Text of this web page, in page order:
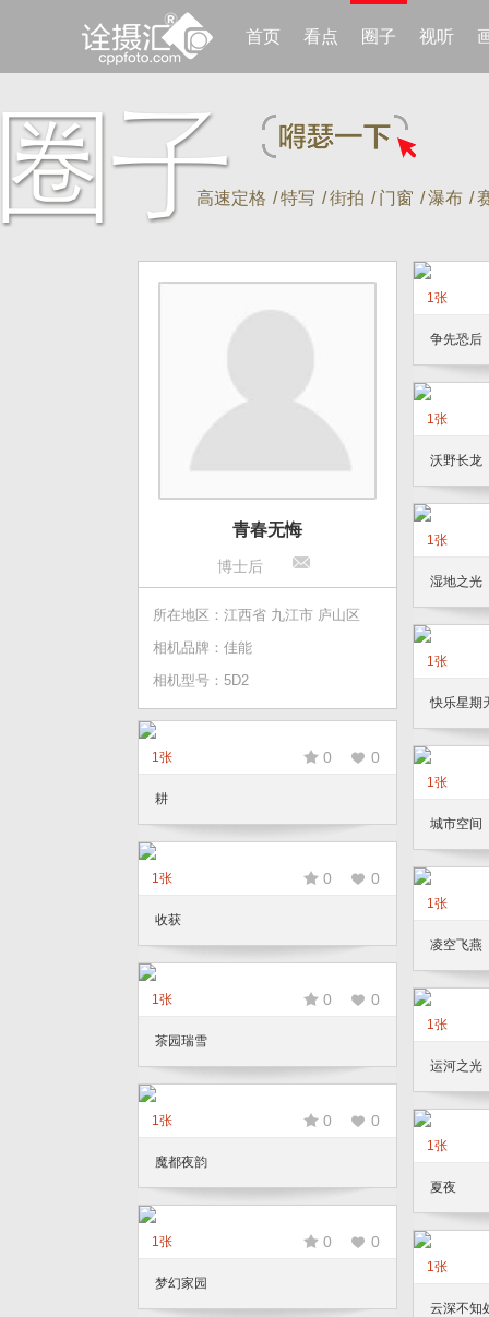
首页 看点 圈子 视听
高速定格 /特写 /街拍 / 门窗 /瀑布 /
青春无悔
博士后
所在地区：江西省 九江市 庐山区
相机品牌：佳能
相机型号：5D2
1张
争先恐后
1张
沃野长龙
1张
湿地之光
1张
快乐星期
1张 0 0
耕
1张
城市空间
1张 0 0
收获
1张
凌空飞燕
1张 0 0
茶园瑞雪
1张
运河之光
1张 0 0
魔都夜韵
1张
夏夜
1张 0 0
梦幻家园
1张
云深不知